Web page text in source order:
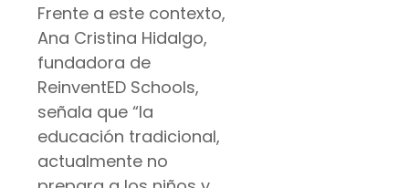
Frente a este contexto,
Ana Cristina Hidalgo,
fundadora de
ReinventED Schools,
señala que “la
educación tradicional,
actualmente no